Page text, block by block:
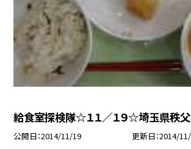
給食室探検隊☆１１／１９☆埼玉県秩
公開日 2014/11/19 更新日 2014/